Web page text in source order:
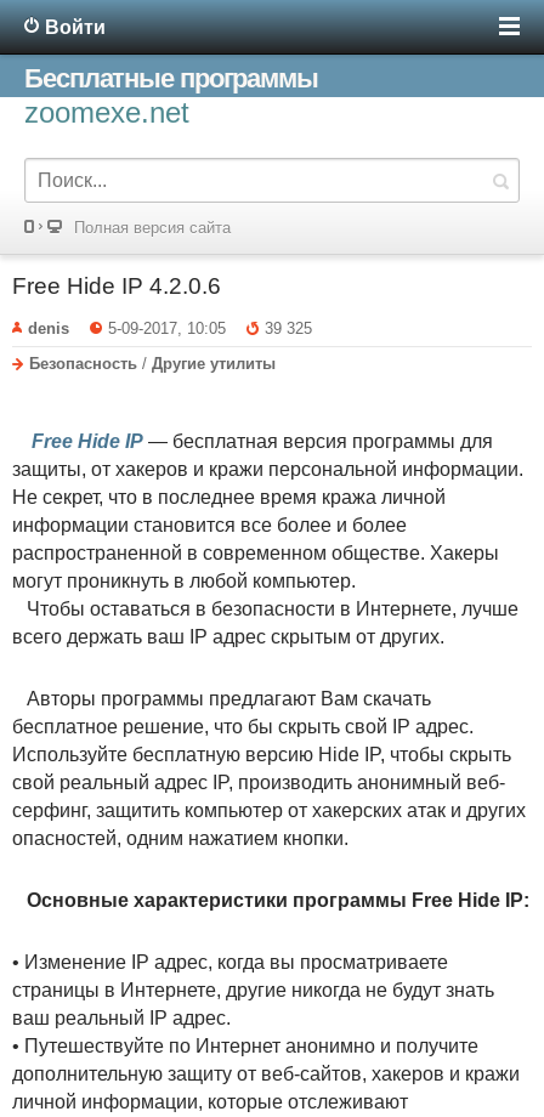
Войти
Бесплатные программы
zoomexe.net
Полная версия сайта
Free Hide IP 4.2.0.6
denis 5-09-2017, 10:05
39 325
Безопасность / Другие утилиты
Free Hide IP — бесплатная версия программы для
защиты, от хакеров и кражи персональной информации.
Не секрет, что в последнее время кража личной
информации становится все более и более
распространенной в современном обществе. Хакеры
могут проникнуть в любой компьютер.
Чтобы оставаться в безопасности в Интернете, лучше
всего держать ваш IP адрес скрытым от других.
Авторы программы предлагают Вам скачать
бесплатное решение, что бы скрыть свой IP адрес.
Используйте бесплатную версию Hide IP, чтобы скрыть
свой реальный адрес IP, производить анонимный веб-
серфинг, защитить компьютер от хакерских атак и других
опасностей, одним нажатием кнопки.
Основные характеристики программы Free Hide IP:
• Изменение IP адрес, когда вы просматриваете
страницы в Интернете, другие никогда не будут знать
ваш реальный IP адрес.
• Путешествуйте по Интернет анонимно и получите
дополнительную защиту от веб-сайтов, хакеров и кражи
личной информации, которые отслеживают